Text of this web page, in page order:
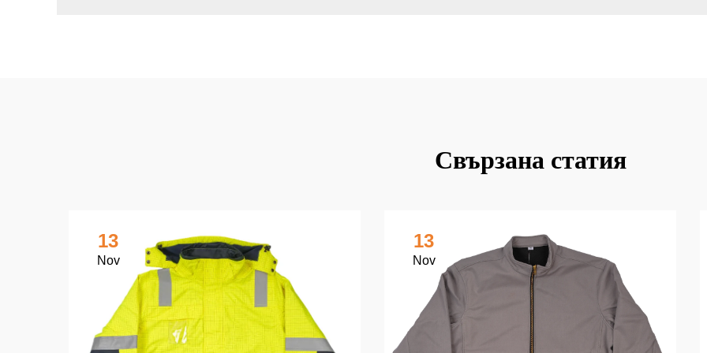
Свързана статия
13
Nov
13
Nov